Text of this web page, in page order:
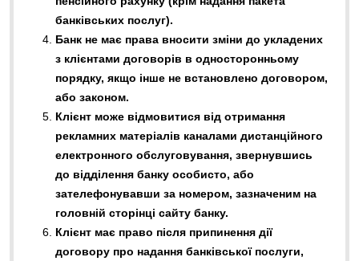
банківських послуг).
Банк не має права вносити зміни до укладених
з клієнтами договорів в односторонньому
порядку, якщо інше не встановлено договором,
або законом.
Клієнт може відмовитися від отримання
рекламних матеріалів каналами дистанційного
електронного обслуговування, звернувшись
до відділення банку особисто, або
зателефонувавши за номером, зазначеним на
головній сторінці сайту банку.
Клієнт має право після припинення дії
договору про надання банківської послуги,